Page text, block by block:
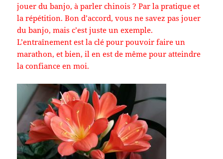
jouer du banjo, à parler chinois ? Par la pratique et
la répétition. Bon d’accord, vous ne savez pas jouer
du banjo, mais c’est juste un exemple.
L’entraînement est la clé pour pouvoir faire un
marathon, et bien, il en est de même pour atteindre
la confiance en moi.